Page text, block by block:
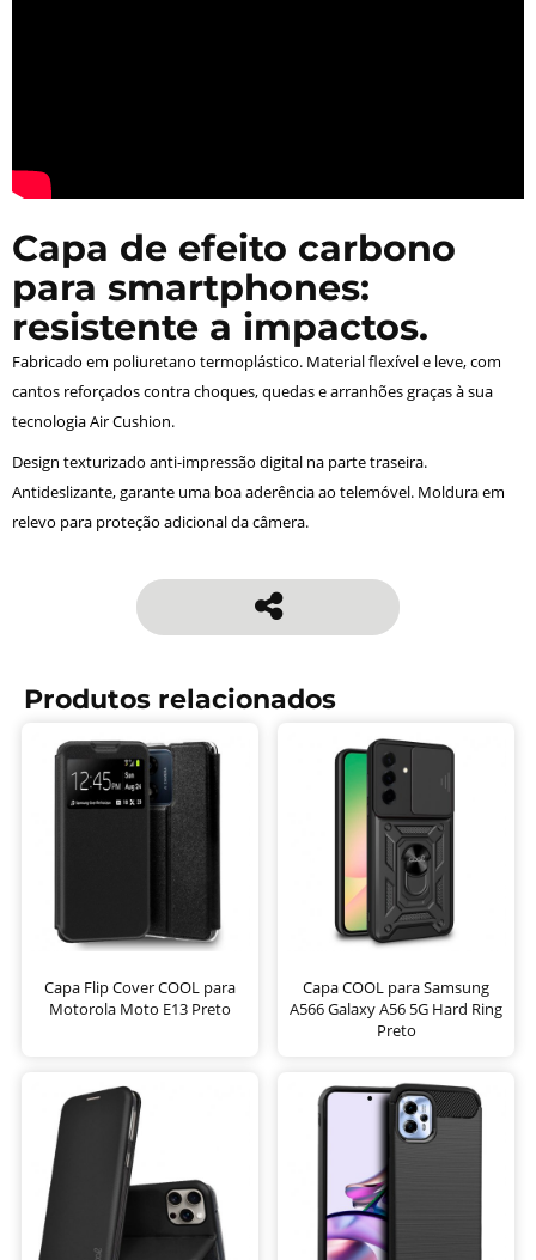
Capa de efeito carbono
para smartphones:
resistente a impactos.
Fabricado em poliuretano termoplástico. Material flexível e leve, com
cantos reforçados contra choques, quedas e arranhões graças à sua
tecnologia Air Cushion.
Design texturizado anti-impressão digital na parte traseira.
Antideslizante, garante uma boa aderência ao telemóvel. Moldura em
relevo para proteção adicional da câmera.
Produtos relacionados
Capa Flip Cover COOL para
Motorola Moto E13 Preto
Capa COOL para Samsung
A566 Galaxy A56 5G Hard Ring
Preto